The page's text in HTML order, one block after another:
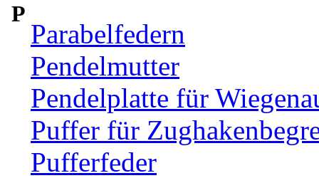
P
Parabelfedern
Pendelmutter
Pendelplatte für
Puffer für
Pufferfeder